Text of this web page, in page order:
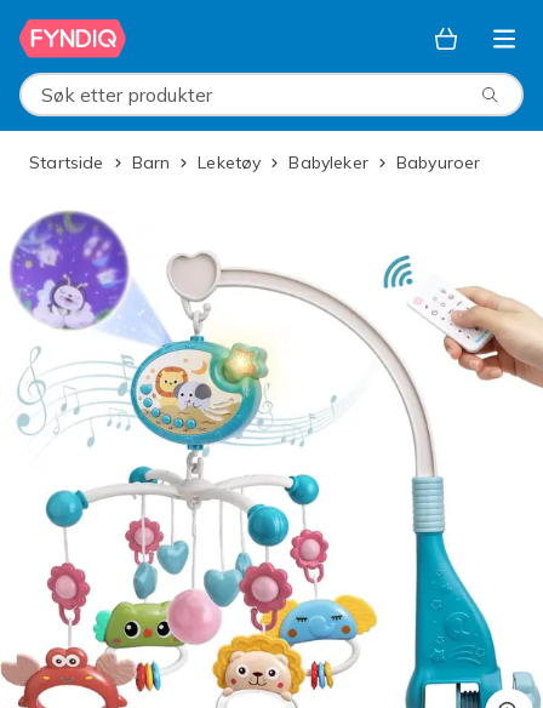
Hopp til hovedinnhold
Søk etter produkter
Startside Barn Leketøy Babyleker Babyuroer